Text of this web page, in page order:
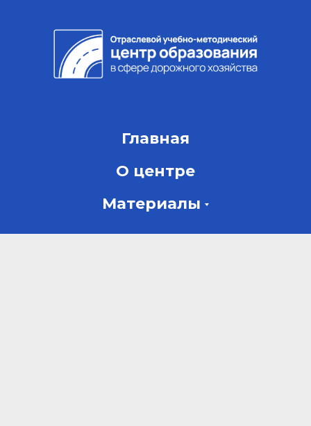
Главная
О центре
Материалы